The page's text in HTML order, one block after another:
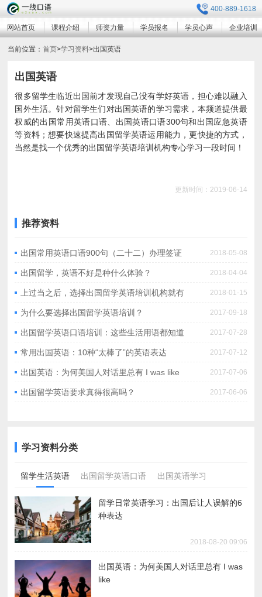
400-889-1618
网站首页 课程介绍 师资力量 学员报名 学员心声 企业培训
当前位置：首页>学习资料>出国英语
出国英语
很多留学生临近出国前才发现自己没有学好英语，担心难以融入
国外生活。针对留学生们对出国英语的学习需求，本频道提供最
权威的出国常用英语口语、出国英语口语300句和出国应急英语
等资料；想要快速提高出国留学英语运用能力，更快捷的方式，
当然是找一个优秀的出国留学英语培训机构专心学习一段时间！
更新时间：2019-06-14
推荐资料
出国常用英语口语900句（二十二）办理签证 2018-05-08
出国留学，英语不好是种什么体验？ 2018-04-04
上过当之后，选择出国留学英语培训机构就有
经验了
2018-01-15
为什么要选择出国留学英语培训？ 2017-09-18
出国留学英语口语培训：这些生活用语都知道
吗？
2017-07-28
常用出国英语：10种“太棒了”的英语表达 2017-07-12
出国英语：为何美国人对话里总有 I was like 2017-07-06
出国留学英语要求真得很高吗？ 2017-06-06
学习资料分类
留学生活英语 出国留学英语口语 出国英语学习
留学日常英语学习：出国后让人误解的6
种表达
2018-08-20 09:06
出国英语：为何美国人对话里总有 I was
like